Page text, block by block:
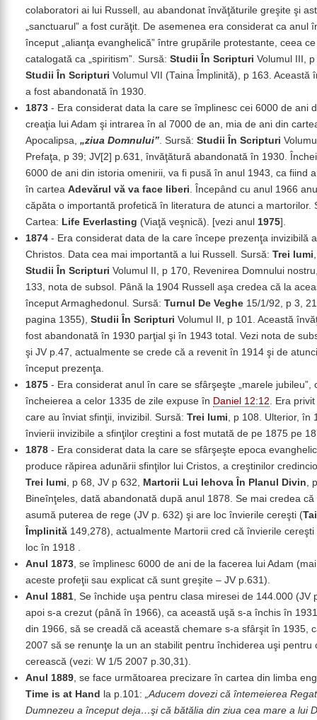
colaboratori ai lui Russell, au abandonat învăţăturile greşite şi
„sanctuarul” a fost curăţit. De asemenea era considerat ca anul
început „alianţa evanghelică” între grupările protestante, ceea
catalogată ca „spiritism”. Sursă:Studii În Scripturi Volumul III,
Studii În Scripturi Volumul VII (Taina Împlinită), p 163. Această
a fost abandonată în 1930.
1873 - Era considerat data la care se împlinesc cei 6000 de ani
creaţia lui Adam şi intrarea în al 7000 de an, mia de ani din
Apocalipsa,„ziua Domnului” . Sursă:Studii În Scripturi
Prefaţa, p 39; JV[2] p.631, învăţătură abandonată în 1930.
6000 de ani din istoria omenirii, va fi pusă în anul 1943, ca fiind
în carteaAdevărul vă va face liberi . Începând cu anul 1966
căpăta o importantă profetică în literatura de atunci a martorilor.
Cartea: Life Everlasting (Viaţă veşnică). [vezi anul 1975].
1874 - Era considerat data de la care începe prezenţa invizibilă
Christos. Data cea mai importantă a lui Russell. Sursă:Trei lumi
Studii În Scripturi Volumul II, p 170, Revenirea Domnului
133, nota de subsol. Până la 1904 Russell aşa credea că la
început Armaghedonul. Sursă:Turnul De Veghe 15/1/92, p 3,
pagina 1355),Studii În Scripturi Volumul II, p 101. Această
fost abandonată în 1930 parţial şi în 1943 total. Vezi nota de
şi JV p.47, actualmente se crede că a revenit în 1914 şi de
început prezenţa.
1875 - Era considerat anul în care se sfârşeşte „marele jubileu”,
încheierea a celor 1335 de zile expuse în Daniel 12:12 . Era
care au înviat sfinţii, invizibil. Sursă:Trei lumi , p 108. Ulterior, în
învierii invizibile a sfinţilor creştini a fost mutată de pe 1875 pe
1878 - Era considerat data la care se sfârşeşte epoca
produce răpirea adunării sfinţilor lui Cristos, a creştinilor
Trei lumi , p 68, JV p 632, Martorii Lui Iehova În Planul Divin ,
Bineînţeles, dată abandonată după anul 1878. Se mai credea că
asumă puterea de rege (JV p. 632) şi are loc învierile cereşti (
Împlinită 149,278), actualmente Martorii cred că învierile cereşti
loc în 1918 .
Anul 1873 , se împlinesc 6000 de ani de la facerea lui Adam
aceste profeţii sau explicat că sunt greşite – JV p.631).
Anul 1881 , Se închide uşa pentru clasa miresei de 144.000 (JV
apoi s-a crezut (până în 1966), ca această uşă s-a închis în
din 1966, să se creadă că această chemare s-a sfârşit în 1935,
2007 să se renunţe la un an stabilit pentru închiderea uşi pentru
cerească (vezi: W 1/5 2007 p.30,31).
Anul 1889 , se face următoarea precizare în cartea din limba
Time is at Hand
la p.101:
„Aducem dovezi că întemeierea
Dumnezeu a început deja…şi că bătălia din ziua cea mare a lui